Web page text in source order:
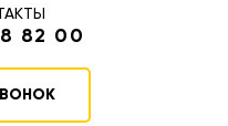
82 00